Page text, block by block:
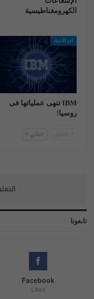
الكهرومغناطيسية
آخر الاخبار
IBM تنهی عملیاتها فی
روسیا!
التالي
تابعونا
Facebook
Likes